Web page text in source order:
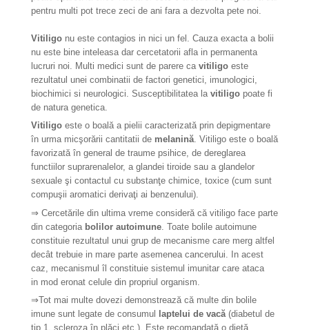
pentru multi pot trece zeci de ani fara a dezvolta pete noi.
Vitiligo nu este contagios in nici un fel. Cauza exacta a bolii
nu este bine inteleasa dar cercetatorii afla in permanenta
lucruri noi. Multi medici sunt de parere ca vitiligo este
rezultatul unei combinatii de factori genetici, imunologici,
biochimici si neurologici. Susceptibilitatea la vitiligo poate fi
de natura genetica.
Vitiligo este o boală a pielii caracterizată prin depigmentare
în urma micşorării cantitatii de melanină. Vitiligo este o boală
favorizată în general de traume psihice, de dereglarea
functiilor suprarenalelor, a glandei tiroide sau a glandelor
sexuale şi contactul cu substanţe chimice, toxice (cum sunt
compuşii aromatici derivaţi ai benzenului).
⇒ Cercetările din ultima vreme consideră că vitiligo face parte
din categoria bolilor autoimune . Toate bolile autoimune
constituie rezultatul unui grup de mecanisme care merg altfel
decât trebuie in mare parte asemenea cancerului. In acest
caz, mecanismul îl constituie sistemul imunitar care ataca
in mod eronat celule din propriul organism.
⇒Tot mai multe dovezi demonstrează că multe din bolile
imune sunt legate de consumul
laptelui de vacă (diabetul de
tip 1, scleroza în plăci etc.). Este recomandată o dietă